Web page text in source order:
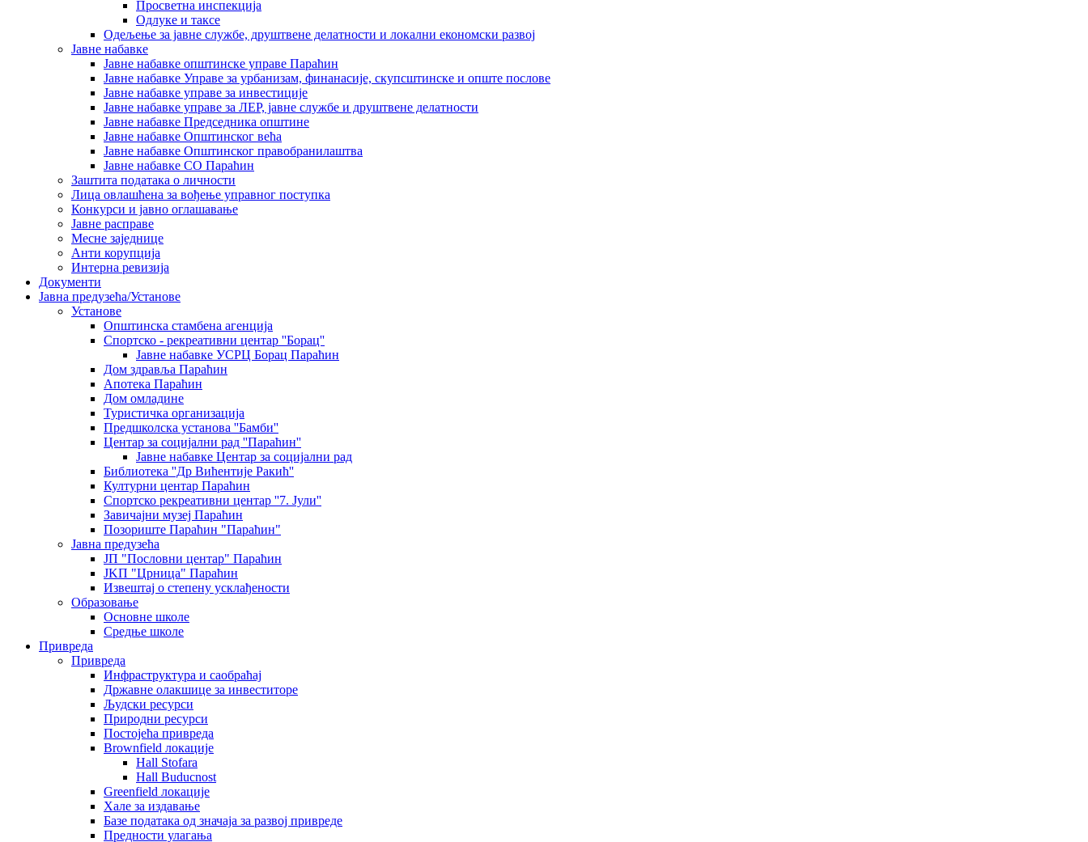
Просветна инспекција
Одлуке и таксе
Одељење за јавне службе, друштвене делатности и локални економски развој
Јавне набавке
Јавне набавке општинске управе Параћин
Јавне набавке Управе за урбанизам, финанасије, скупсштинске и опште послове
Јавне набавке управе за инвестиције
Јавне набавке управе за ЛЕР, јавне службе и друштвене делатности
Јавне набавке Председника општине
Јавне набавке Општинског већа
Јавне набавке Општинског правобранилаштва
Јавне набавке СО Параћин
Заштита података о личности
Лица овлашћена за вођење управног поступка
Конкурси и јавно оглашавање
Јавне расправе
Месне заједнице
Анти корупција
Интерна ревизија
Документи
Јавна предузећа/Установе
Установе
Општинскa стамбенa агенцијa
Спортско - рекреативни центар ''Борац''
Јавне набавке УСРЦ Борац Параћин
Дом здравља Параћин
Апотека Параћин
Дом омладине
Туристичка организација
Предшколска установа ''Бамби''
Центар за социјални рад ''Параћин''
Јавне набавке Центар за социјални рад
Библиотека ''Др Вићентије Ракић''
Културни центар Параћин
Спортско рекреативни центар ''7. Јули''
Завичајни музеј Параћин
Позориште Параћин "Параћин"
Јавна предузећа
ЈП "Пословни центар" Параћин
ЈKП "Црница" Параћин
Извештај о степену усклађености
Образовање
Основне школе
Средње школе
Привреда
Привреда
Инфраструктура и саобраћај
Државне олакшице за инвеститоре
Људски ресурси
Природни ресурси
Постојећа привреда
Brownfield локације
Hall Stofara
Hall Buducnost
Greenfield локације
Хале за издавање
Базе података од значаја за развој привреде
Предности улагања